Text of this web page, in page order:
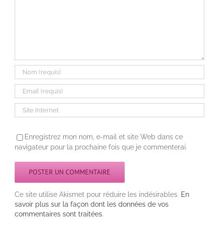
Enregistrez mon nom, e-mail et site Web dans ce
navigateur pour la prochaine fois que je commenterai.
Ce site utilise Akismet pour réduire les indésirables. En
savoir plus sur la façon dont les données de vos
commentaires sont traitées.